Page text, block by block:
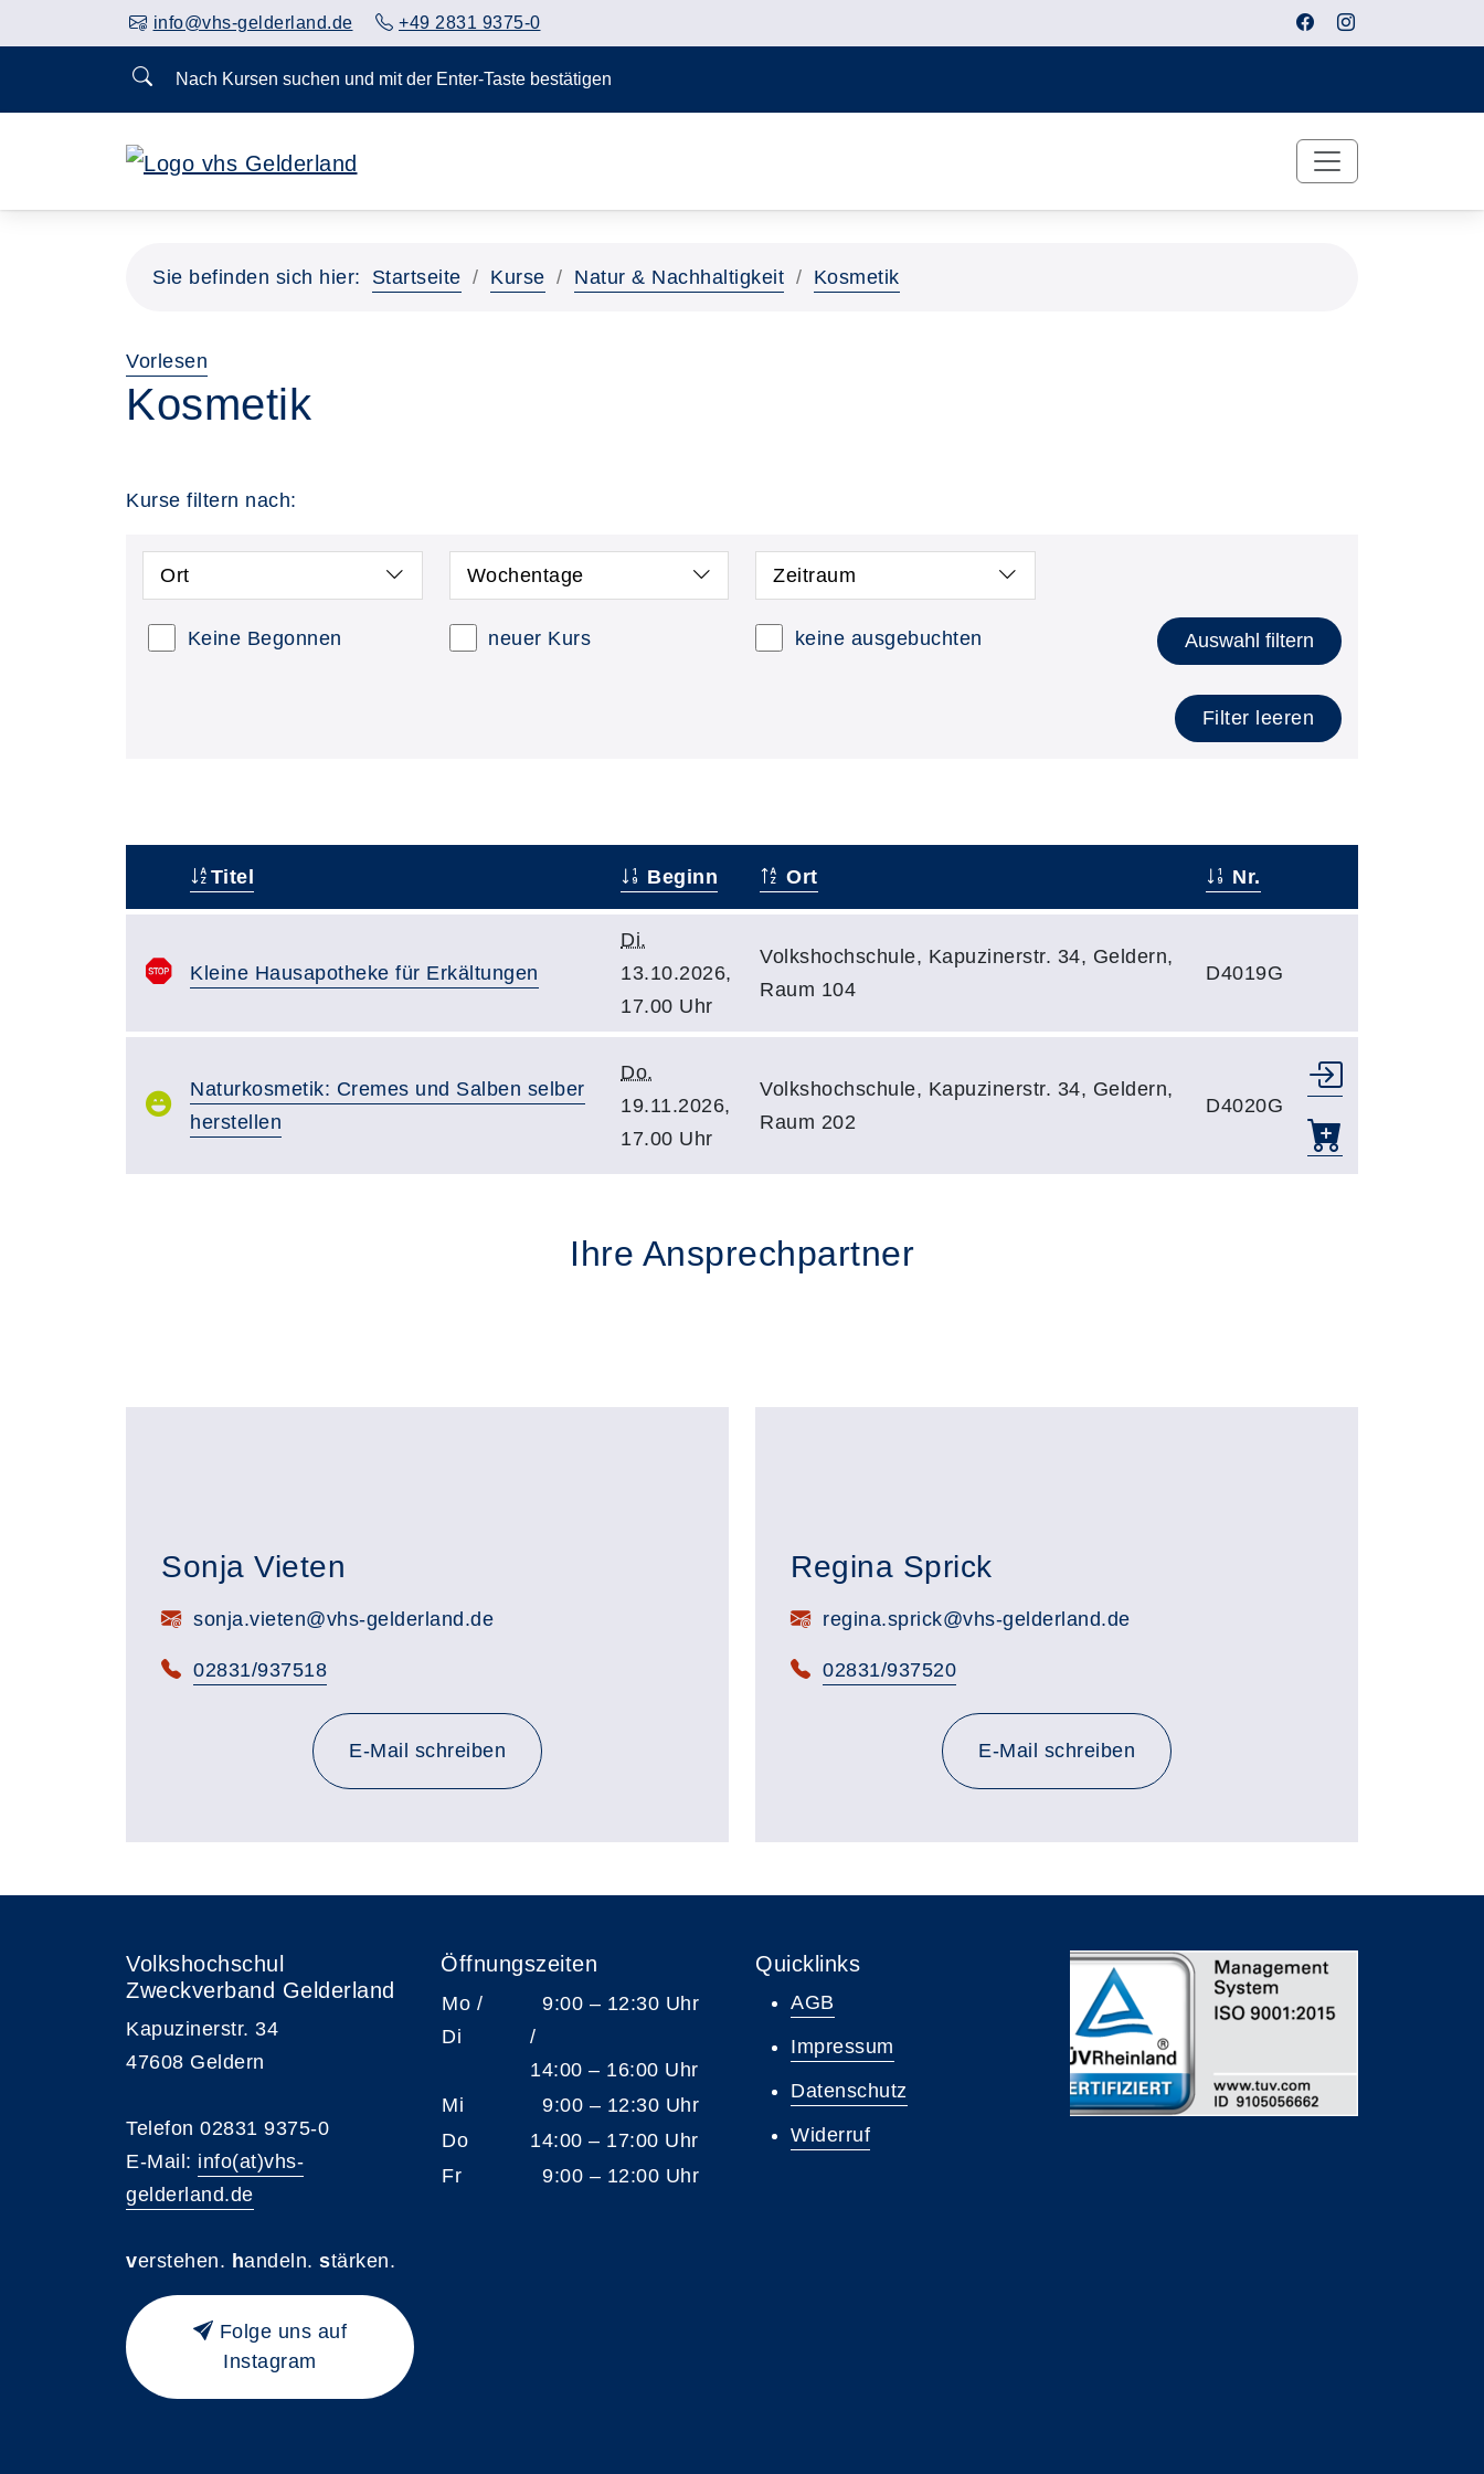
info@vhs-gelderland.de +49 2831 9375-0
Nach Kursen suchen und mit der Enter-Taste bestätigen
Sie befinden sich hier: Startseite Kurse Natur & Nachhaltigkeit Kosmetik
Vorlesen
Kosmetik
Kurse filtern nach:
Ort Wochentage Zeitraum
Keine Begonnen neuer Kurs keine ausgebuchten Auswahl filtern
Filter leeren
Titel Beginn Ort Nr.
Kleine Hausapotheke für Erkältungen
Di.
13.10.2026,
17.00 Uhr
Volkshochschule, Kapuzinerstr. 34, Geldern,
Raum 104
D4019G
Naturkosmetik: Cremes und Salben selber
herstellen
Do.
19.11.2026,
17.00 Uhr
Volkshochschule, Kapuzinerstr. 34, Geldern,
Raum 202
D4020G
Ihre Ansprechpartner
Sonja Vieten
E-Mail:sonja.vieten@vhs-gelderland.de
Telefon:
02831/937518
E-Mail schreiben
Regina Sprick
E-Mail:regina.sprick@vhs-gelderland.de
Telefon:
02831/937520
E-Mail schreiben
Volkshochschul
Zweckverband Gelderland
Kapuzinerstr. 34
47608 Geldern
Telefon 02831 9375-0
E-Mail: info(at)vhs-
gelderland.de
verstehen. handeln. stärken.
Folge uns auf
Instagram
Öffnungszeiten
Mo /
Di
9:00 – 12:30 Uhr
/
14:00 – 16:00 Uhr
Mi
9:00 – 12:30 Uhr
Do
14:00 – 17:00 Uhr
Fr
9:00 – 12:00 Uhr
Quicklinks
AGB
Impressum
Datenschutz
Widerruf